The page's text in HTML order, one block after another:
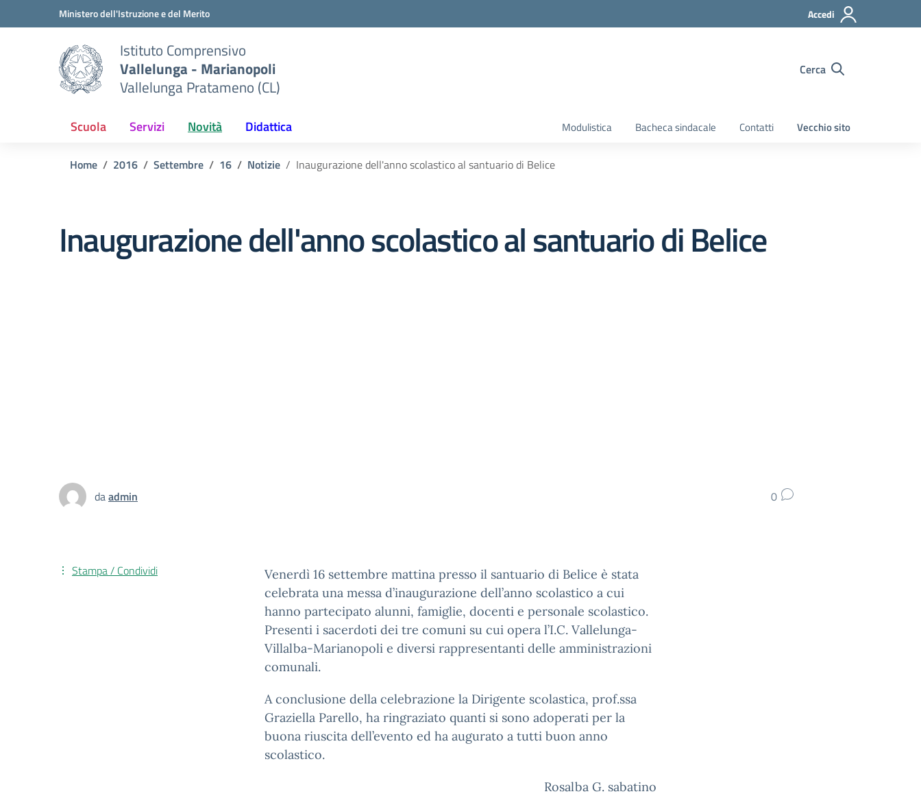
Vai ai contenuti
Vai al menu di navigazioneMinistero dell'Istruzione e del Merito Accedi
Istituto Comprensivo
Vallelunga - Marianopoli
Vallelunga Pratameno (CL)
Cerca
Scuola Servizi Novità Didattica Modulistica Bacheca sindacale Contatti Vecchio sito
Home 2016 Settembre 16 Notizie Inaugurazione dell'anno scolastico al santuario di Belice
Inaugurazione dell'anno scolastico al santuario di Belice
daadmin 0
Venerdì 16 settembre mattina presso il santuario di Belice è stata
celebrata una messa d’inaugurazione dell’anno scolastico a cui
hanno partecipato alunni, famiglie, docenti e personale scolastico.
Presenti i sacerdoti dei tre comuni su cui opera l’I.C. Vallelunga-
Villalba-Marianopoli e diversi rappresentanti delle amministrazioni
comunali.
A conclusione della celebrazione la Dirigente scolastica, prof.ssa
Graziella Parello, ha ringraziato quanti si sono adoperati per la
buona riuscita dell’evento ed ha augurato a tutti buon anno
scolastico.
Rosalba G. sabatino
Stampa / Condividi